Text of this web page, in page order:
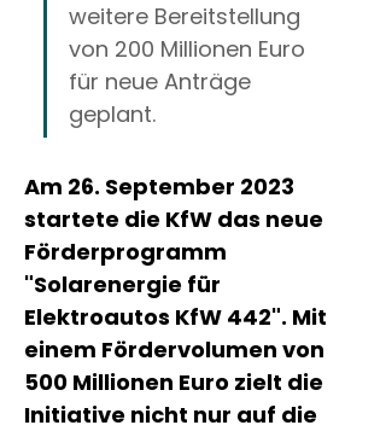
weitere Bereit­stellung
von 200 Millionen Euro
für neue Anträge
geplant.
Am 26. September 2023
startete die KfW das neue
Förderprogramm
"Solarenergie für
Elektroautos KfW 442". Mit
einem Fördervolumen von
500 Millionen Euro zielt die
Initiative nicht nur auf die